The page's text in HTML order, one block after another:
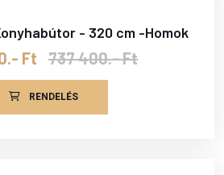
- 320 cm -Homok
Ft 737 400.- Ft
RENDELÉS